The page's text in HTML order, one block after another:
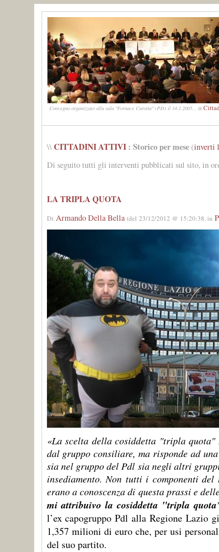
Convegno organizzato alla sala "Fornace Carotta" (PD) il 14.1.2005... di
\\ CITTADINI ATTIVI: Storico per mese(inverti
Di seguito tutti gli interventi pubblicati sul sito, in
LA TRIPLA QUOTA
Di Armando Della Bella(del 23/12/2012 @ 15:20:38, in
«La scelta della cosiddetta "tripla
dal gruppo consiliare, ma risponde ad
sia nel gruppo del Pdl sia negli altri
insediamento. Non tutti i componenti
erano a conoscenza di questa prassi e
mi attribuivo la cosiddetta "tripla quota
l’ex capogruppo Pdl alla Regione Lazio
1,357 milioni di euro che, per usi
del suo partito.